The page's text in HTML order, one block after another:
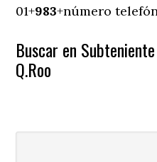
01+983+número
Buscar en
Q.Roo